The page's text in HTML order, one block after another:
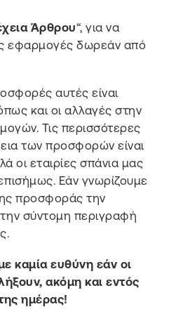
Άρθρου“, για να
εφαρμογές δωρεάν από
αυτές είναι
και οι αλλαγές στην
Τις περισσότερες
των προσφορών είναι
οι εταιρίες σπάνια μας
Εάν γνωρίζουμε
προσφοράς την
σύντομη περιγραφή
καμία ευθύνη εάν οι
ακόμη και εντός
ημέρας!